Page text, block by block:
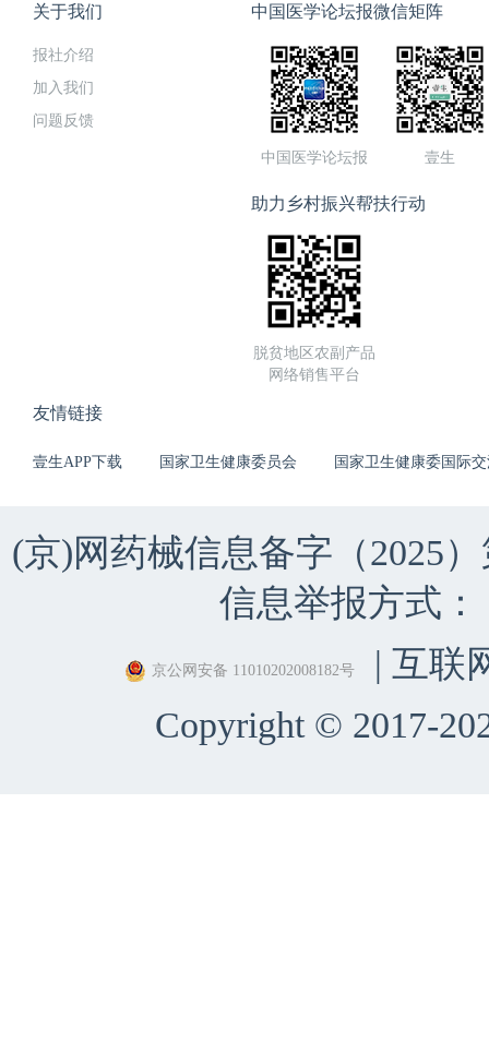
关于我们
报社介绍
加入我们
问题反馈
中国医学论坛报微信矩阵
中国医学论坛报 壹生
助力乡村振兴帮扶行动
脱贫地区农副产品
网络销售平台
友情链接
壹生APP下载 国家卫生健康委员会 国家卫生健康委国际
(京)网药械信息备字（2025
信息举报方式：
京公网安备 11010202008182号
| 互联
Copyright © 2017-